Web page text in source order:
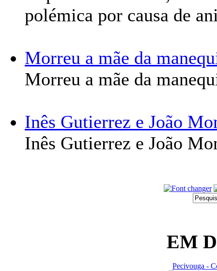
polémica por causa de
Morreu a mãe da
Morreu a mãe da
Inês Gutierrez e João
Inês Gutierrez e João
EM
Pecivouga -